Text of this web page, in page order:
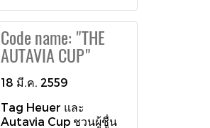
วงแหวนด้านหน้าปัด ใน
การออกแบบนาฬิกา Oris
ได้แรงบันดาลใจมาจาก
ท้องทะเล แต่ยังให้ความ
สำคัญกับฟังก์ชั่นการใช้
งาน นอกจากนี้ยังมีนวัต
บานพับที่มีสมอนิรภัย
และกลไกเลื่อนปรับสายที่
กลไกไขลานอัตโนมัติ คา
ลิเบอร์ 2385 มาพร้อม
ระบบจับเวลาและ 3 หน้า
ปัดย่อยตามแบบฉบับของ
ปรมาจารย์แห่งวงการนัก
ออกแบบนาฬิกาอย่าง
Gerald Genta ที่ได้
ดีไซน์ไว้ในช่วงต้นยุค 70
Code name: "THE
AUTAVIA CUP"
18 มี.ค. 2559
Tag Heuer และ
Autavia Cup ชวนผู้ชูื่น